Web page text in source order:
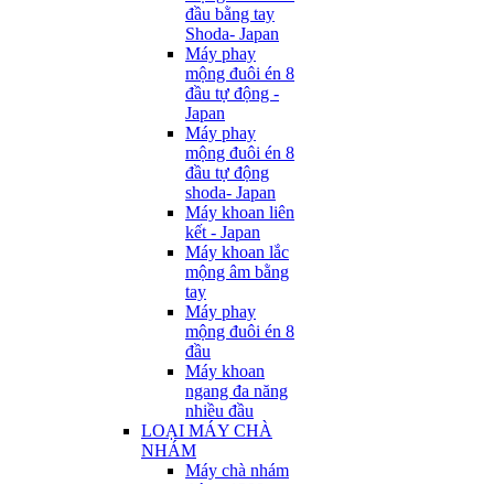
đầu bằng tay
Shoda- Japan
Máy phay
mộng đuôi én 8
đầu tự động -
Japan
Máy phay
mộng đuôi én 8
đầu tự động
shoda- Japan
Máy khoan liên
kết - Japan
Máy khoan lắc
mộng âm bằng
tay
Máy phay
mộng đuôi én 8
đầu
Máy khoan
ngang đa năng
nhiều đầu
LOẠI MÁY CHÀ
NHÁM
Máy chà nhám